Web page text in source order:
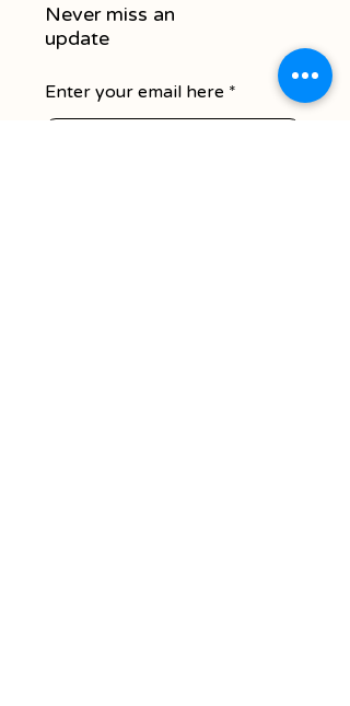
Never miss an
update
Enter your email here